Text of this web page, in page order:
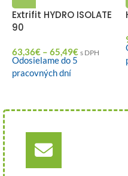
Extrifit HYDRO ISOLATE
90
63,36€ – 65,49€ s DPH
Odosielame do 5
pracovných dní